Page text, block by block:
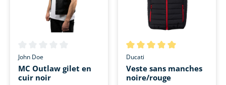
Note moyenne de 0 sur 5 étoiles
John Doe
MC Outlaw gilet en
cuir noir
Note moyenne de 5 sur 5
Ducati
Veste sans manches
noire/rouge